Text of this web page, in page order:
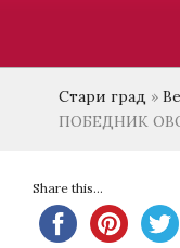
Стари град »
ПОБЕДНИК
Share this...